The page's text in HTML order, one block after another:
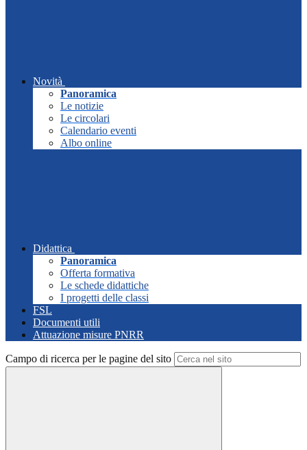
Novità
Panoramica
Le notizie
Le circolari
Calendario eventi
Albo online
Didattica
Panoramica
Offerta formativa
Le schede didattiche
I progetti delle classi
FSL
Documenti utili
Attuazione misure PNRR
Campo di ricerca per le pagine del sito